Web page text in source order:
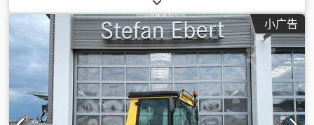
小广告